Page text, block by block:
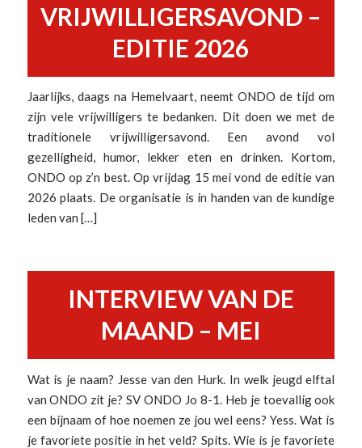
VRIJWILLIGERSAVOND –
EDITIE 2026
Jaarlijks, daags na Hemelvaart, neemt ONDO de tijd om
zijn vele vrijwilligers te bedanken. Dit doen we met de
traditionele vrijwilligersavond. Een avond vol
gezelligheid, humor, lekker eten en drinken. Kortom,
ONDO op z’n best. Op vrijdag 15 mei vond de editie van
2026 plaats. De organisatie is in handen van de kundige
leden van […]
INTERVIEW VAN DE
MAAND – MEI
Wat is je naam? Jesse van den Hurk. In welk jeugd elftal
van ONDO zit je? SV ONDO Jo 8-1. Heb je toevallig ook
een bijnaam of hoe noemen ze jou wel eens? Yess. Wat is
je favoriete positie in het veld? Spits. Wie is je favoriete